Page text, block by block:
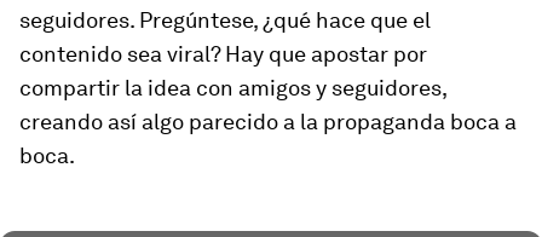
seguidores. Pregúntese, ¿qué hace que el
contenido sea viral? Hay que apostar por
compartir la idea con amigos y seguidores,
creando así algo parecido a la propaganda boca a
boca.